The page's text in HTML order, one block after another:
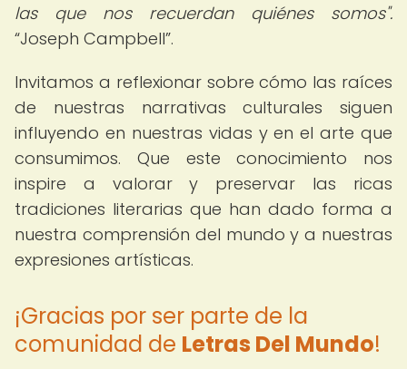
las que nos recuerdan quiénes somos".
Joseph Campbell .
Invitamos a reflexionar sobre cómo las raíces
de nuestras narrativas culturales siguen
influyendo en nuestras vidas y en el arte que
consumimos. Que este conocimiento nos
inspire a valorar y preservar las ricas
tradiciones literarias que han dado forma a
nuestra comprensión del mundo y a nuestras
expresiones artísticas.
¡Gracias por ser parte de la
comunidad de Letras Del Mundo!